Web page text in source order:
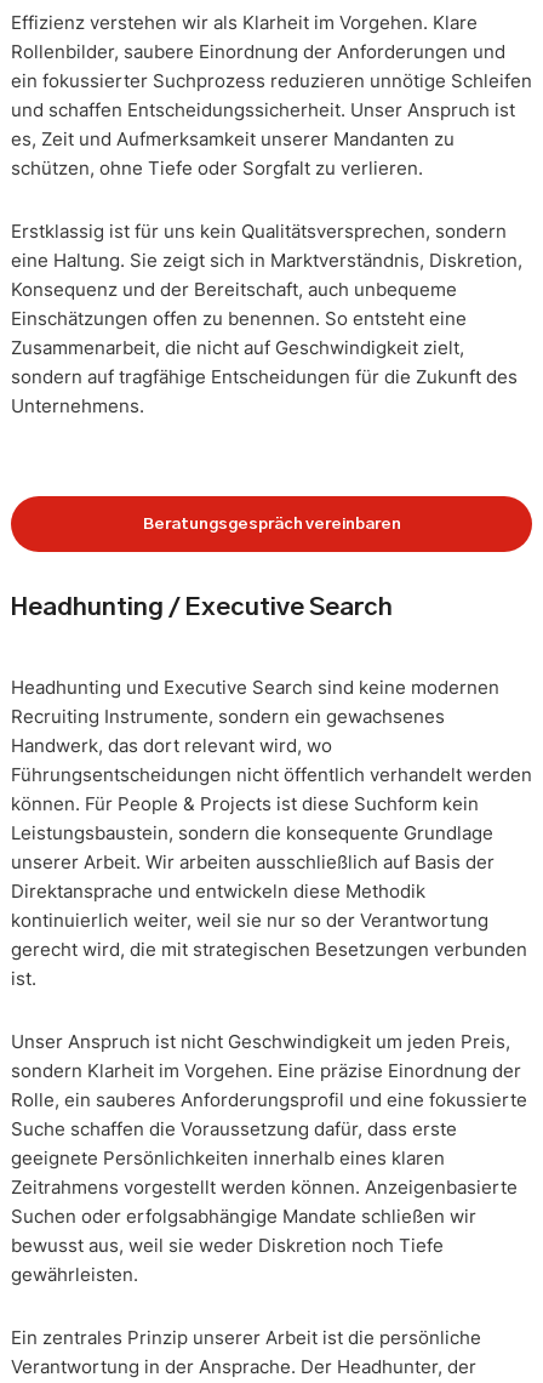
Effizienz verstehen wir als Klarheit im Vorgehen. Klare
Rollenbilder, saubere Einordnung der Anforderungen und
ein fokussierter Suchprozess reduzieren unnötige Schleifen
und schaffen Entscheidungssicherheit. Unser Anspruch ist
es, Zeit und Aufmerksamkeit unserer Mandanten zu
schützen, ohne Tiefe oder Sorgfalt zu verlieren.
Erstklassig ist für uns kein Qualitätsversprechen, sondern
eine Haltung. Sie zeigt sich in Marktverständnis, Diskretion,
Konsequenz und der Bereitschaft, auch unbequeme
Einschätzungen offen zu benennen. So entsteht eine
Zusammenarbeit, die nicht auf Geschwindigkeit zielt,
sondern auf tragfähige Entscheidungen für die Zukunft des
Unternehmens.
Beratungsgespräch vereinbaren
Headhunting / Executive Search
Headhunting und Executive Search sind keine modernen
Recruiting Instrumente, sondern ein gewachsenes
Handwerk, das dort relevant wird, wo
Führungsentscheidungen nicht öffentlich verhandelt werden
können. Für People & Projects ist diese Suchform kein
Leistungsbaustein, sondern die konsequente Grundlage
unserer Arbeit. Wir arbeiten ausschließlich auf Basis der
Direktansprache und entwickeln diese Methodik
kontinuierlich weiter, weil sie nur so der Verantwortung
gerecht wird, die mit strategischen Besetzungen verbunden
ist.
Unser Anspruch ist nicht Geschwindigkeit um jeden Preis,
sondern Klarheit im Vorgehen. Eine präzise Einordnung der
Rolle, ein sauberes Anforderungsprofil und eine fokussierte
Suche schaffen die Voraussetzung dafür, dass erste
geeignete Persönlichkeiten innerhalb eines klaren
Zeitrahmens vorgestellt werden können. Anzeigenbasierte
Suchen oder erfolgsabhängige Mandate schließen wir
bewusst aus, weil sie weder Diskretion noch Tiefe
gewährleisten.
Ein zentrales Prinzip unserer Arbeit ist die persönliche
Verantwortung in der Ansprache. Der Headhunter, der